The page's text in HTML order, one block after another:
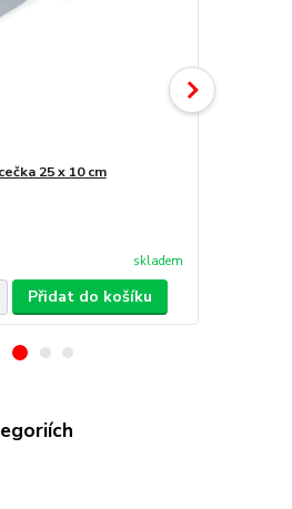
25 x 10 cm
skladem
Přidat do košíku